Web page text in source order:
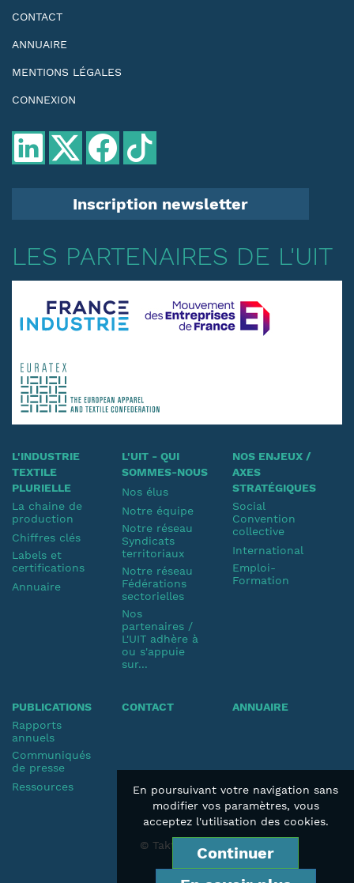
CONTACT
ANNUAIRE
MENTIONS LÉGALES
CONNEXION
Inscription newsletter
LES PARTENAIRES DE L'UIT
L'INDUSTRIE
TEXTILE
PLURIELLE
La chaine de
production
Chiffres clés
Labels et
certifications
Annuaire
L'UIT - QUI
SOMMES-NOUS
Nos élus
Notre équipe
Notre réseau
Syndicats
territoriaux
Notre réseau
Fédérations
sectorielles
Nos
partenaires /
L'UIT adhère à
ou s'appuie
sur...
NOS ENJEUX /
AXES
STRATÉGIQUES
Social
Convention
collective
International
Emploi-
Formation
PUBLICATIONS
Rapports
annuels
Communiqués
de presse
Ressources
CONTACT ANNUAIRE
© Taktik 2019
En poursuivant votre navigation sans
modifier vos paramètres, vous
acceptez l'utilisation des cookies.
Continuer